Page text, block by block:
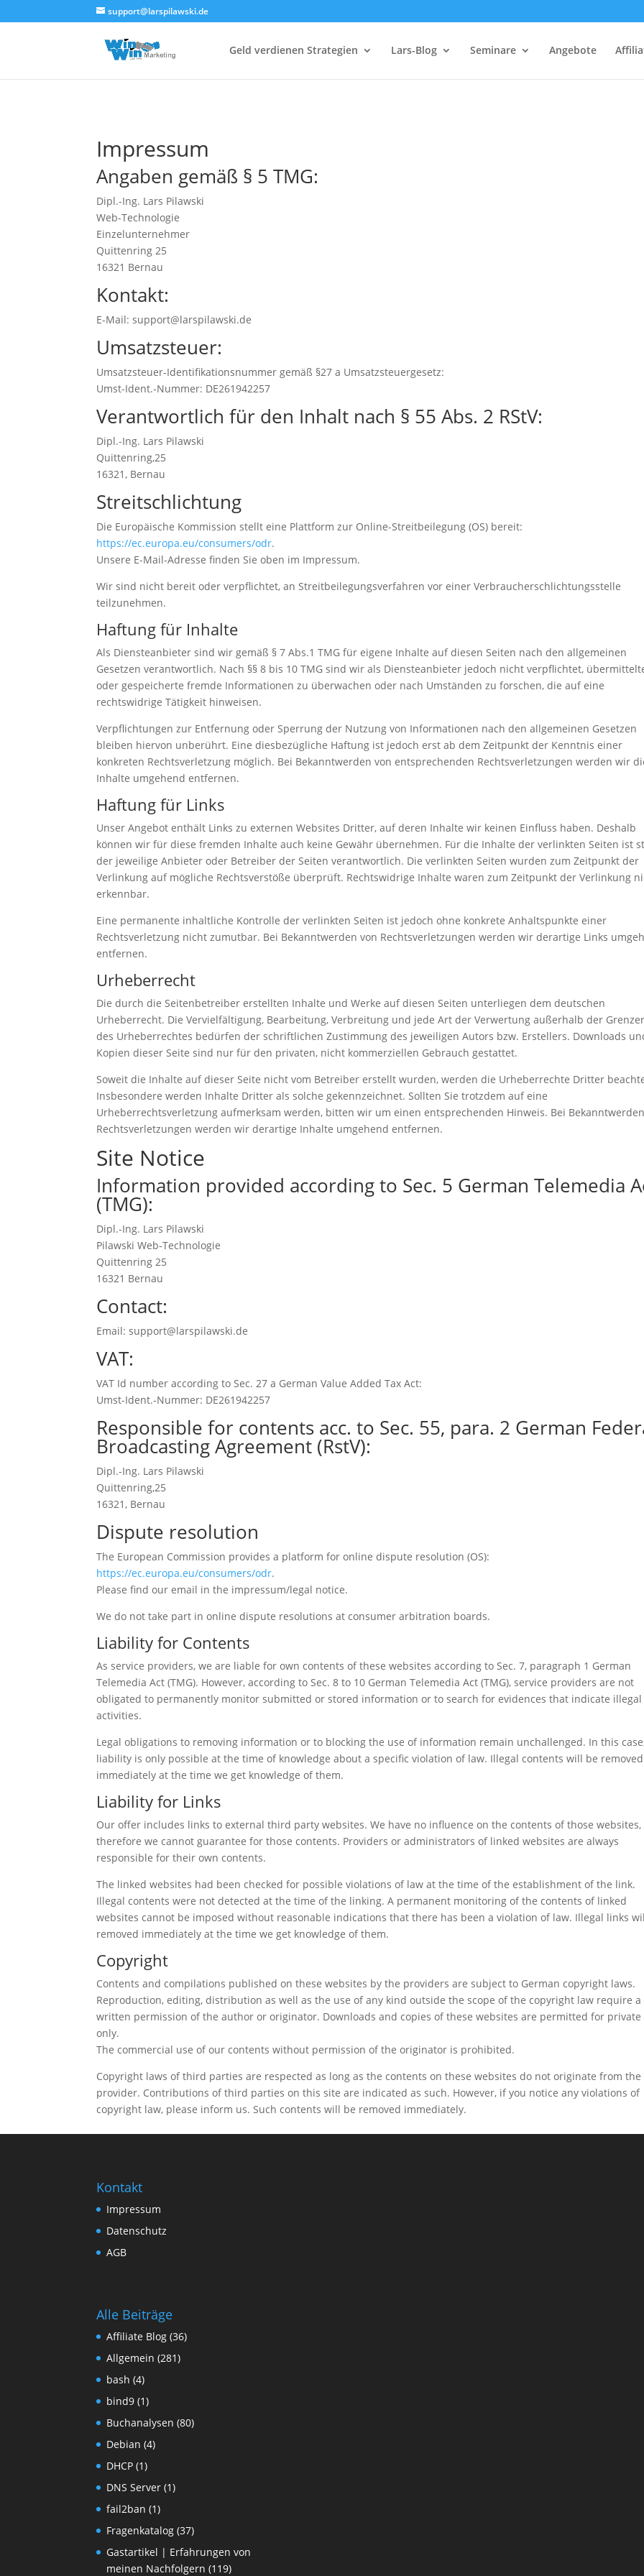
support@larspilawski.de
Geld verdienen Strategien Lars-Blog Seminare Angebote
Impressum
Angaben gemäß § 5 TMG:
Dipl.-Ing. Lars Pilawski
Web-Technologie
Einzelunternehmer
Quittenring 25
16321 Bernau
Kontakt:
E-Mail: support@larspilawski.de
Umsatzsteuer:
Umsatzsteuer-Identifikationsnummer gemäß §27 a Umsatzsteuergesetz:
Umst-Ident.-Nummer: DE261942257
Verantwortlich für den Inhalt nach § 55 Abs. 2 RStV:
Dipl.-Ing. Lars Pilawski
Quittenring,25
16321, Bernau
Streitschlichtung
Die Europäische Kommission stellt eine Plattform zur Online-Streitbeilegung (OS) bereit:
https://ec.europa.eu/consumers/odr.
Unsere E-Mail-Adresse finden Sie oben im Impressum.
Wir sind nicht bereit oder verpflichtet, an Streitbeilegungsverfahren vor einer Verbraucherschlichtungsstelle
teilzunehmen.
Haftung für Inhalte
Als Diensteanbieter sind wir gemäß § 7 Abs.1 TMG für eigene Inhalte auf diesen Seiten nach den allgemeinen
Gesetzen verantwortlich. Nach §§ 8 bis 10 TMG sind wir als Diensteanbieter jedoch nicht verpflichtet,
oder gespeicherte fremde Informationen zu überwachen oder nach Umständen zu forschen, die auf eine
rechtswidrige Tätigkeit hinweisen.
Verpflichtungen zur Entfernung oder Sperrung der Nutzung von Informationen nach den allgemeinen Gesetzen
bleiben hiervon unberührt. Eine diesbezügliche Haftung ist jedoch erst ab dem Zeitpunkt der Kenntnis einer
konkreten Rechtsverletzung möglich. Bei Bekanntwerden von entsprechenden Rechtsverletzungen werden wir
Inhalte umgehend entfernen.
Haftung für Links
Unser Angebot enthält Links zu externen Websites Dritter, auf deren Inhalte wir keinen Einfluss haben. Deshalb
können wir für diese fremden Inhalte auch keine Gewähr übernehmen. Für die Inhalte der verlinkten Seiten ist
der jeweilige Anbieter oder Betreiber der Seiten verantwortlich. Die verlinkten Seiten wurden zum Zeitpunkt der
Verlinkung auf mögliche Rechtsverstöße überprüft. Rechtswidrige Inhalte waren zum Zeitpunkt der Verlinkung
erkennbar.
Eine permanente inhaltliche Kontrolle der verlinkten Seiten ist jedoch ohne konkrete Anhaltspunkte einer
Rechtsverletzung nicht zumutbar. Bei Bekanntwerden von Rechtsverletzungen werden wir derartige Links
entfernen.
Urheberrecht
Die durch die Seitenbetreiber erstellten Inhalte und Werke auf diesen Seiten unterliegen dem deutschen
Urheberrecht. Die Vervielfältigung, Bearbeitung, Verbreitung und jede Art der Verwertung außerhalb der
des Urheberrechtes bedürfen der schriftlichen Zustimmung des jeweiligen Autors bzw. Erstellers. Downloads
Kopien dieser Seite sind nur für den privaten, nicht kommerziellen Gebrauch gestattet.
Soweit die Inhalte auf dieser Seite nicht vom Betreiber erstellt wurden, werden die Urheberrechte Dritter
Insbesondere werden Inhalte Dritter als solche gekennzeichnet. Sollten Sie trotzdem auf eine
Urheberrechtsverletzung aufmerksam werden, bitten wir um einen entsprechenden Hinweis. Bei
Rechtsverletzungen werden wir derartige Inhalte umgehend entfernen.
Site Notice
Information provided according to Sec. 5 German Telemedia
(TMG):
Dipl.-Ing. Lars Pilawski
Pilawski Web-Technologie
Quittenring 25
16321 Bernau
Contact:
Email: support@larspilawski.de
VAT:
VAT Id number according to Sec. 27 a German Value Added Tax Act:
Umst-Ident.-Nummer: DE261942257
Responsible for contents acc. to Sec. 55, para. 2 German
Broadcasting Agreement (RstV):
Dipl.-Ing. Lars Pilawski
Quittenring,25
16321, Bernau
Dispute resolution
The European Commission provides a platform for online dispute resolution (OS):
https://ec.europa.eu/consumers/odr.
Please find our email in the impressum/legal notice.
We do not take part in online dispute resolutions at consumer arbitration boards.
Liability for Contents
As service providers, we are liable for own contents of these websites according to Sec. 7, paragraph 1 German
Telemedia Act (TMG). However, according to Sec. 8 to 10 German Telemedia Act (TMG), service providers are not
obligated to permanently monitor submitted or stored information or to search for evidences that indicate illegal
activities.
Legal obligations to removing information or to blocking the use of information remain unchallenged. In this
liability is only possible at the time of knowledge about a specific violation of law. Illegal contents will be removed
immediately at the time we get knowledge of them.
Liability for Links
Our offer includes links to external third party websites. We have no influence on the contents of those websites,
therefore we cannot guarantee for those contents. Providers or administrators of linked websites are always
responsible for their own contents.
The linked websites had been checked for possible violations of law at the time of the establishment of the link.
Illegal contents were not detected at the time of the linking. A permanent monitoring of the contents of linked
websites cannot be imposed without reasonable indications that there has been a violation of law. Illegal links
removed immediately at the time we get knowledge of them.
Copyright
Contents and compilations published on these websites by the providers are subject to German copyright laws.
Reproduction, editing, distribution as well as the use of any kind outside the scope of the copyright law require a
written permission of the author or originator. Downloads and copies of these websites are permitted for private
only.
The commercial use of our contents without permission of the originator is prohibited.
Copyright laws of third parties are respected as long as the contents on these websites do not originate from the
provider. Contributions of third parties on this site are indicated as such. However, if you notice any violations of
copyright law, please inform us. Such contents will be removed immediately.
Kontakt
Impressum
Datenschutz
AGB
Alle Beiträge
Affiliate Blog (36)
Allgemein (281)
bash (4)
bind9 (1)
Buchanalysen (80)
Debian (4)
DHCP (1)
DNS Server (1)
fail2ban (1)
Fragenkatalog (37)
Gastartikel | Erfahrungen von
meinen Nachfolgern (119)